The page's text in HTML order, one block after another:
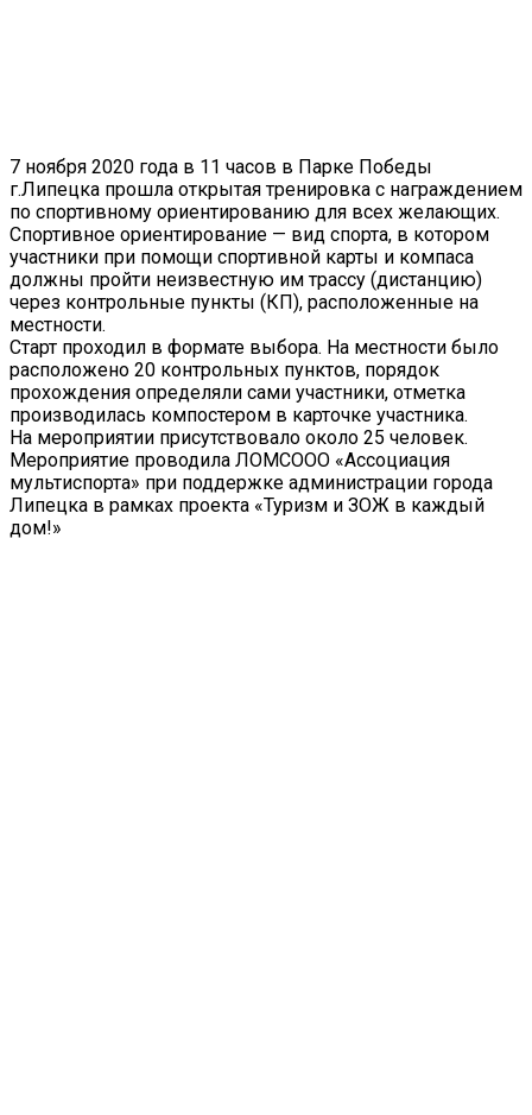
7 ноября 2020 года в 11 часов в Парке Победы
г.Липецка прошла открытая тренировка с награждением
по спортивному ориентированию для всех желающих.
Спортивное ориентирование — вид спорта, в котором
участники при помощи спортивной карты и компаса
должны пройти неизвестную им трассу (дистанцию)
через контрольные пункты (КП), расположенные на
местности.
Старт проходил в формате выбора. На местности было
расположено 20 контрольных пунктов, порядок
прохождения определяли сами участники, отметка
производилась компостером в карточке участника.
На мероприятии присутствовало около 25 человек.
Мероприятие проводила ЛОМСООО «Ассоциация
мультиспорта» при поддержке администрации города
Липецка в рамках проекта «Туризм и ЗОЖ в каждый
дом!»